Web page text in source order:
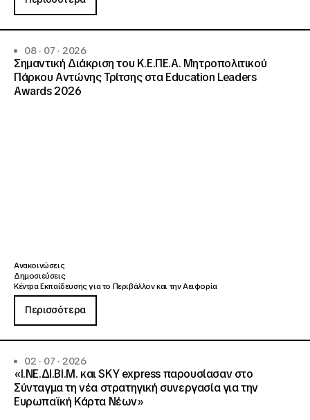
08 · 07 · 2026
Σημαντική Διάκριση του Κ.Ε.ΠΕ.Α. Μητροπολιτικού
Πάρκου Αντώνης Τρίτσης στα Education Leaders
Awards 2026
Ανακοινώσεις
Δημοσιεύσεις
Κέντρα Εκπαίδευσης για το Περιβάλλον και την Αειφορία
Περισσότερα
02 · 07 · 2026
«Ι.ΝΕ.ΔΙ.ΒΙ.Μ. και SKY express παρουσίασαν στο
Σύνταγμα τη νέα στρατηγική συνεργασία για την
Ευρωπαϊκή Κάρτα Νέων»